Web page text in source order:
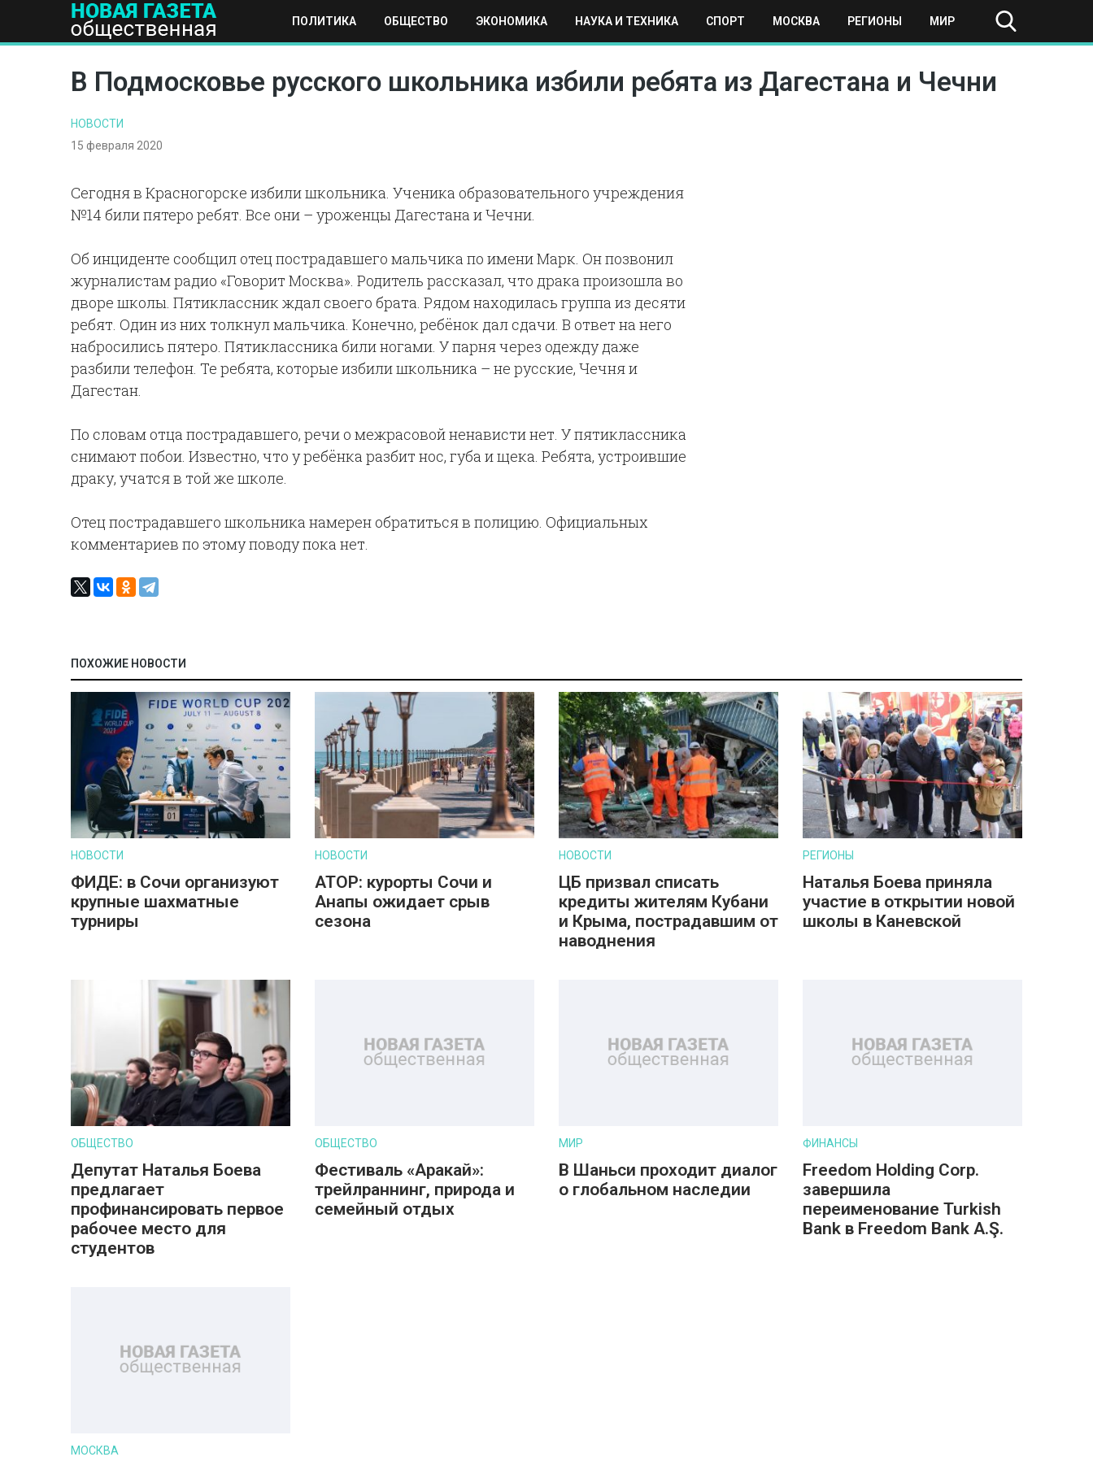
ПОЛИТИКА ОБЩЕСТВО ЭКОНОМИКА НАУКА И ТЕХНИКА СПОРТ МОСКВА РЕГИОНЫ МИР
ПОЛИТИКА ОБЩЕСТВО ЭКОНОМИКА НАУКА И ТЕХНИКА СПОРТ МОСКВА РЕГИОНЫ МИР
В Подмосковье русского школьника избили ребята из Дагестана и Чечни
НОВОСТИ
15 февраля 2020
Сегодня в Красногорске избили школьника. Ученика образовательного учреждения
№14 били пятеро ребят. Все они – уроженцы Дагестана и Чечни.
Об инциденте сообщил отец пострадавшего мальчика по имени Марк. Он позвонил
журналистам радио «Говорит Москва». Родитель рассказал, что драка произошла во
дворе школы. Пятиклассник ждал своего брата. Рядом находилась группа из десяти
ребят. Один из них толкнул мальчика. Конечно, ребёнок дал сдачи. В ответ на него
набросились пятеро. Пятиклассника били ногами. У парня через одежду даже
разбили телефон. Те ребята, которые избили школьника – не русские, Чечня и
Дагестан.
По словам отца пострадавшего, речи о межрасовой ненависти нет. У пятиклассника
снимают побои. Известно, что у ребёнка разбит нос, губа и щека. Ребята, устроившие
драку, учатся в той же школе.
Отец пострадавшего школьника намерен обратиться в полицию. Официальных
комментариев по этому поводу пока нет.
ПОХОЖИЕ НОВОСТИ
НОВОСТИ
ФИДЕ: в Сочи организуют
крупные шахматные
турниры
НОВОСТИ
АТОР: курорты Сочи и
Анапы ожидает срыв
сезона
НОВОСТИ
ЦБ призвал списать
кредиты жителям Кубани
и Крыма, пострадавшим от
наводнения
РЕГИОНЫ
Наталья Боева приняла
участие в открытии новой
школы в Каневской
ОБЩЕСТВО
Депутат Наталья Боева
предлагает
профинансировать первое
рабочее место для
студентов
ОБЩЕСТВО
Фестиваль «Аракай»:
трейлраннинг, природа и
семейный отдых
МИР
В Шаньси проходит диалог
о глобальном наследии
ФИНАНСЫ
Freedom Holding Corp.
завершила
переименование Turkish
Bank в Freedom Bank A.Ş.
МОСКВА